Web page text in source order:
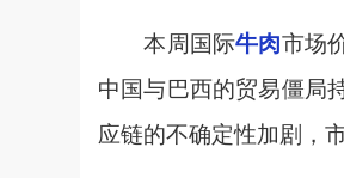
本周国际牛肉市场
中国与巴西的贸易僵局
应链的不确定性加剧，